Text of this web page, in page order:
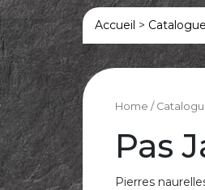
Accueil > Catalogue
Home /
Pas
Pierres